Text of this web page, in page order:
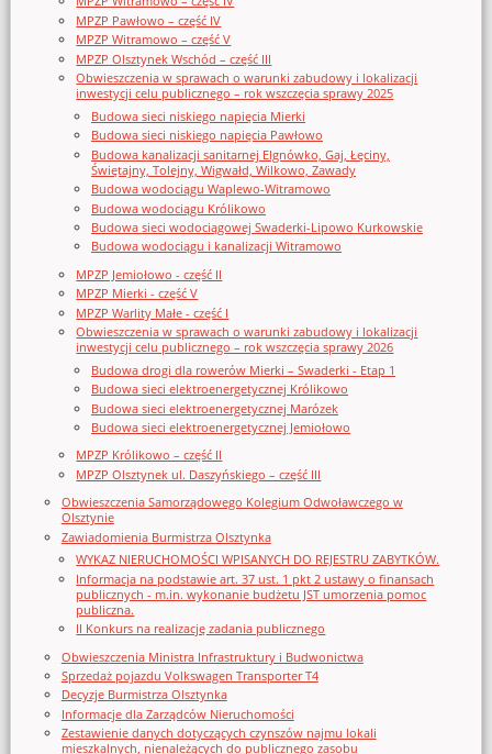
MPZP Pawłowo – część IV
MPZP Witramowo – część V
MPZP Olsztynek Wschód – część III
Obwieszczenia w sprawach o warunki zabudowy i lokalizacji
inwestycji celu publicznego – rok wszczęcia sprawy 2025
Budowa sieci niskiego napięcia Mierki
Budowa sieci niskiego napięcia Pawłowo
Budowa kanalizacji sanitarnej Elgnówko, Gaj, Łęciny,
Świętajny, Tolejny, Wigwałd, Wilkowo, Zawady
Budowa wodociągu Waplewo-Witramowo
Budowa wodociągu Królikowo
Budowa sieci wodociągowej Swaderki-Lipowo Kurkowskie
Budowa wodociągu i kanalizacji Witramowo
MPZP Jemiołowo - część II
MPZP Mierki - część V
MPZP Warlity Małe - część I
Obwieszczenia w sprawach o warunki zabudowy i lokalizacji
inwestycji celu publicznego – rok wszczęcia sprawy 2026
Budowa drogi dla rowerów Mierki – Swaderki - Etap 1
Budowa sieci elektroenergetycznej Królikowo
Budowa sieci elektroenergetycznej Marózek
Budowa sieci elektroenergetycznej Jemiołowo
MPZP Królikowo – część II
MPZP Olsztynek ul. Daszyńskiego – część III
Obwieszczenia Samorządowego Kolegium Odwoławczego w
Olsztynie
Zawiadomienia Burmistrza Olsztynka
WYKAZ NIERUCHOMOŚCI WPISANYCH DO REJESTRU ZABYTKÓW.
Informacja na podstawie art. 37 ust. 1 pkt 2 ustawy o finansach
publicznych - m.in. wykonanie budżetu JST umorzenia pomoc
publiczna.
II Konkurs na realizację zadania publicznego
Obwieszczenia Ministra Infrastruktury i Budwonictwa
Sprzedaż pojazdu Volkswagen Transporter T4
Decyzje Burmistrza Olsztynka
Informacje dla Zarządców Nieruchomości
Zestawienie danych dotyczących czynszów najmu lokali
mieszkalnych, nienależących do publicznego zasobu